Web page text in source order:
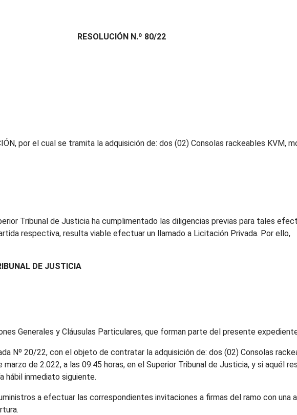
RESOLUCIÓN N.º 80/22
por el cual se tramita la adquisición de: dos (02) Consolas rackeables KVM,
Tribunal de Justicia ha cumplimentado las diligencias previas para tales
respectiva, resulta viable efectuar un llamado a Licitación Privada. Por ello,
DE JUSTICIA
Generales y Cláusulas Particulares, que forman parte del presente
Nº 20/22, con el objeto de contratar la adquisición de: dos (02) Consolas
de 2.022, a las 09:45 horas, en el Superior Tribunal de Justicia, y si aquél
hábil inmediato siguiente.
a efectuar las correspondientes invitaciones a firmas del ramo con una